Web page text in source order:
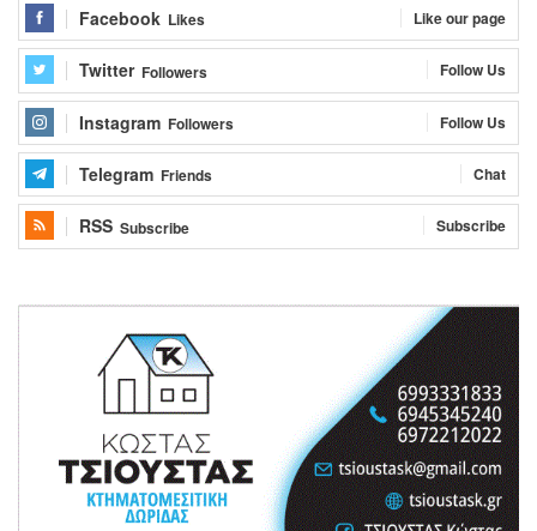
Facebook Likes Like our page
Twitter Followers Follow Us
Instagram Followers Follow Us
Telegram Friends Chat
RSS Subscribe Subscribe